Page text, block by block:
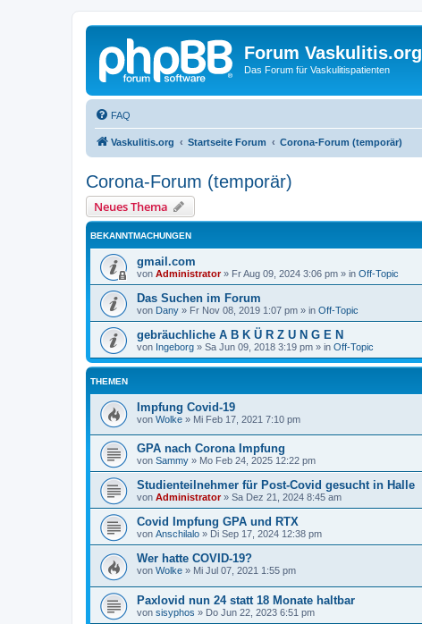
Forum Vaskulitis.org
Das Forum für Vaskulitispatienten
FAQ
Vaskulitis.org Startseite Forum Corona-Forum (temporär)
Corona-Forum (temporär)
Neues Thema
BEKANNTMACHUNGEN
gmail.com
von Administrator» Fr Aug 09, 2024 3:06 pm » in Off-Topic
Das Suchen im Forum
von Dany » Fr Nov 08, 2019 1:07 pm » in Off-Topic
gebräuchliche A B K Ü R Z U N G E N
von Ingeborg » Sa Jun 09, 2018 3:19 pm » in Off-Topic
THEMEN
Impfung Covid-19
von Wolke » Mi Feb 17, 2021 7:10 pm
GPA nach Corona Impfung
von Sammy » Mo Feb 24, 2025 12:22 pm
Studienteilnehmer für Post-Covid gesucht in Halle
von Administrator» Sa Dez 21, 2024 8:45 am
Covid Impfung GPA und RTX
von Anschilalo » Di Sep 17, 2024 12:38 pm
Wer hatte COVID-19?
von Wolke » Mi Jul 07, 2021 1:55 pm
Paxlovid nun 24 statt 18 Monate haltbar
von sisyphos » Do Jun 22, 2023 6:51 pm